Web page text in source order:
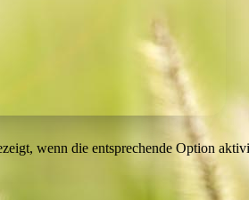
wenn die entsprechende Option